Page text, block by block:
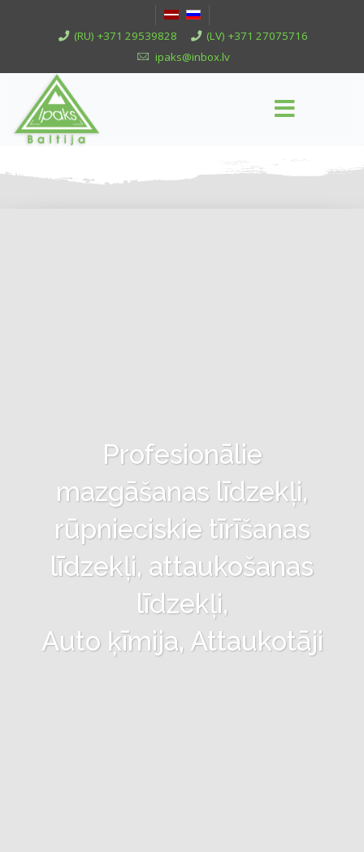
(RU) +371 29539828
(LV) +371 27075716
ipaks@inbox.lv
Profesionālie
mazgāšanas līdzekļi,
rūpnieciskie tīrīšanas
līdzekļi, attaukošanas
līdzekļi,
Auto ķīmija, Attaukotāji